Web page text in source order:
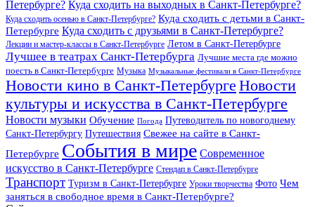
Петербурге? Куда сходить на выходных в Санкт-Петербурге?
Куда сходить осенью в Санкт-Петербурге? Куда сходить с детьми в Санкт-
Петербурге Куда сходить с друзьями в Санкт-Петербурге?
Лекции и мастер-классы в Санкт-Петербурге Летом в Санкт-Петербурге
Лучшее в театрах Санкт-Петербурга Лучшие места где можно
поесть в Санкт-Петербурге Музыка Музыкальные фестивали в Санкт-Петербурге
Новости кино в Санкт-Петербурге Новости
культуры и искусства в Санкт-Петербурге
Новости музыки Обучение Погода Путеводитель по новогоднему
Санкт-Петербургу Путешествия Свежее на сайте в Санкт-
Петербурге События в мире Современное
искусство в Санкт-Петербурге Стендап в Санкт-Петербурге
Транспорт Туризм в Санкт-Петербурге Уроки творчества Фото Чем
заняться в свободное время в Санкт-Петербурге?